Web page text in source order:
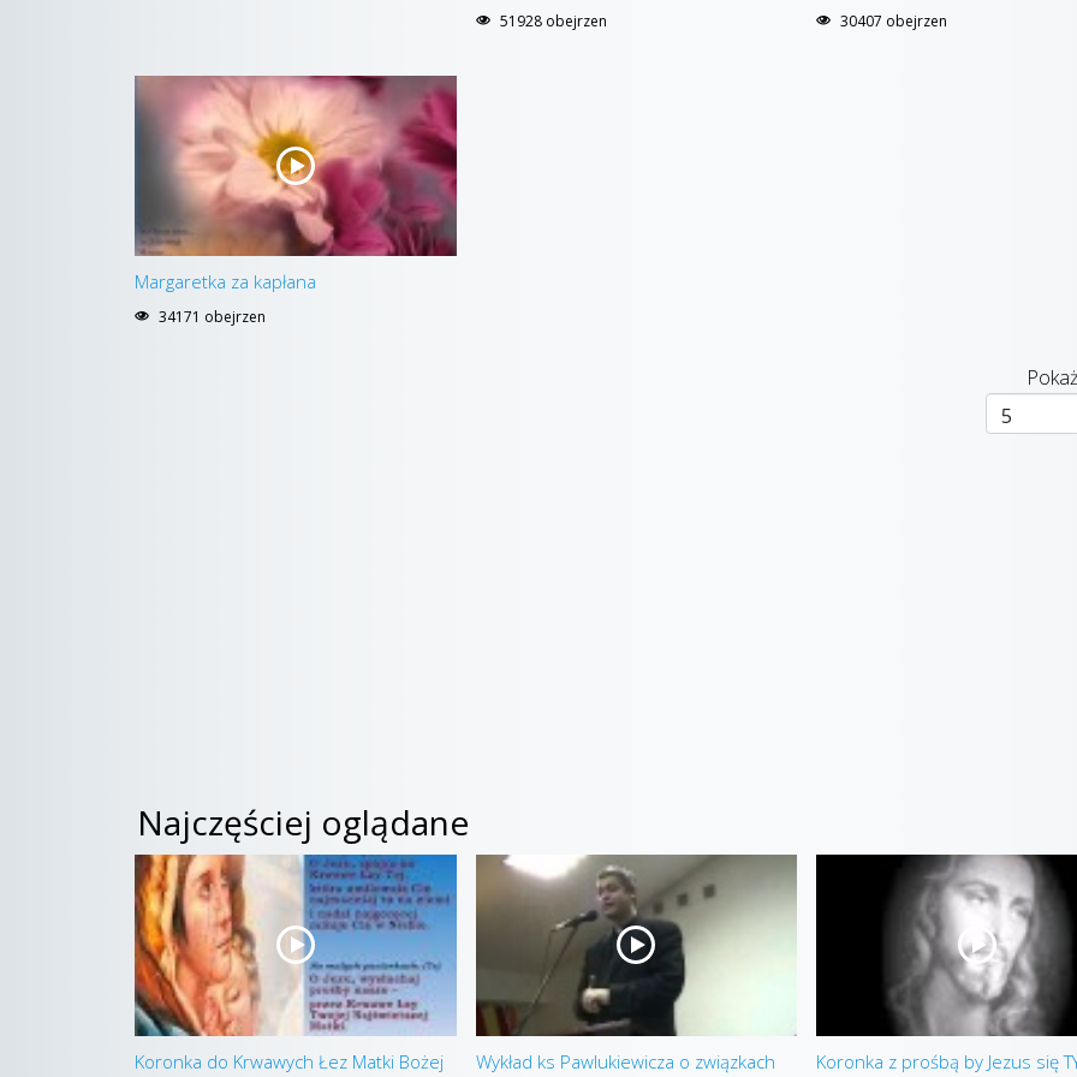
51928 obejrzen 30407 obejrzen
Margaretka za kapłana
34171 obejrzen
Najczęściej oglądane
Koronka do Krwawych Łez Matki Bożej Wykład ks Pawlukiewicza o związkach Koronka z prośbą by Jezus się